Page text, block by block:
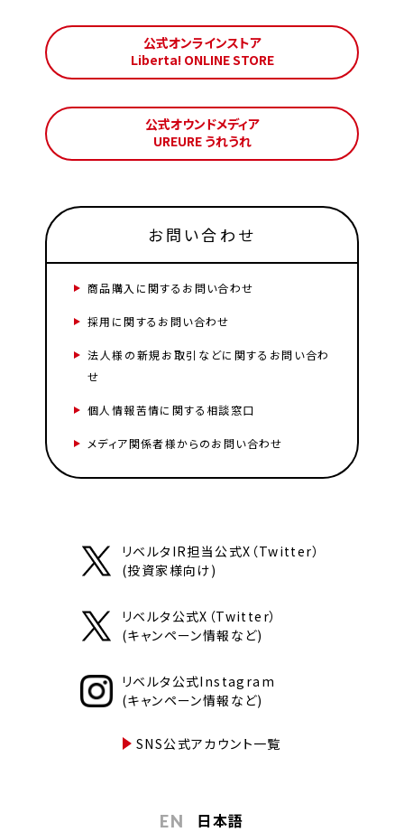
公式オンラインストア
Liberta! ONLINE STORE
公式オウンドメディア
UREURE うれうれ
お問い合わせ
商品購入に関するお問い合わせ
採用に関するお問い合わせ
法人様の新規お取引などに関するお問い合わ
せ
個人情報苦情に関する相談窓口
メディア関係者様からのお問い合わせ
リベルタIR担当公式X（Twitter）
(投資家様向け)
リベルタ公式X（Twitter）
(キャンペーン情報など)
リベルタ公式Instagram
(キャンペーン情報など)
SNS公式アカウント一覧
EN 日本語